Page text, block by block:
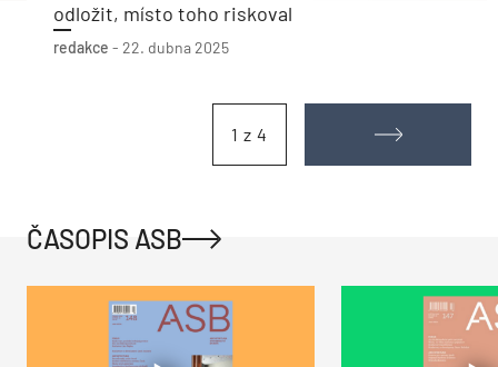
odložit, místo toho riskoval
redakce - 22. dubna 2025
1 z 4
ČASOPIS ASB